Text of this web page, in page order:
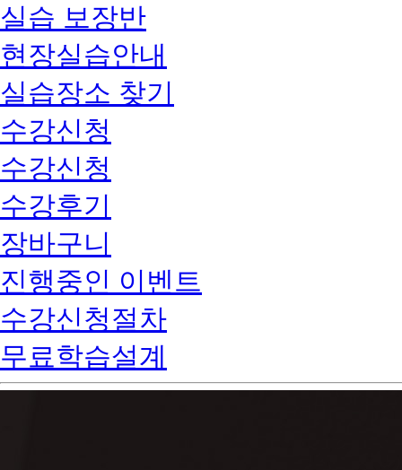
실습 보장반
현장실습안내
실습장소 찾기
수강신청
수강신청
수강후기
장바구니
진행중인 이벤트
수강신청절차
무료학습설계